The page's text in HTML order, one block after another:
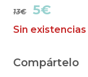
13€
El
precio
original
5€
precio
actual
Sin existencias
Compártelo